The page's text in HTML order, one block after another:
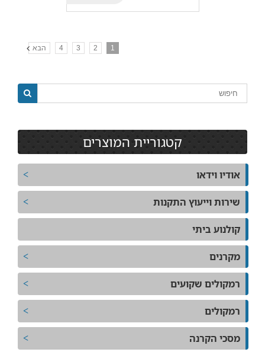
1
2
3
4 הבא
קטגוריית המוצרים
אודיו וידאו
שירות וייעוץ התקנות
קולנוע ביתי
מקרנים
רמקולים שקועים
רמקולים
מסכי הקרנה